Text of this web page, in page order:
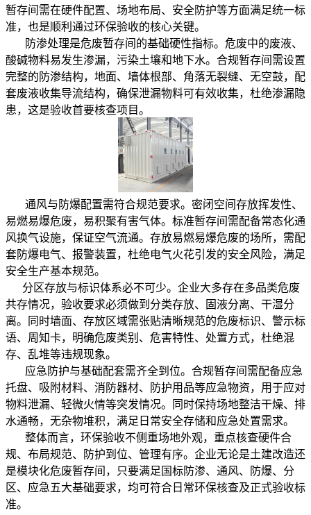
暂存间需在硬件配置、场地布局、安全防护等方面满足统一标
准，也是顺利通过环保验收的核心关键。
防渗处理是危废暂存间的基础硬性指标。危废中的废液、
酸碱物料易发生渗漏，污染土壤和地下水。合规暂存间需设置
完整的防渗结构，地面、墙体根部、角落无裂缝、无空鼓，配
套废液收集导流结构，确保泄漏物料可有效收集，杜绝渗漏隐
患，这是验收首要核查项目。
通风与防爆配置需符合规范要求。密闭空间存放挥发性、
易燃易爆危废，易积聚有害气体。标准暂存间需配备常态化通
风换气设施，保证空气流通。存放易燃易爆危废的场所，需配
套防爆电气、报警装置，杜绝电气火花引发的安全风险，满足
安全生产基本规范。
分区存放与标识体系必不可少。企业大多存在多品类危废
共存情况，验收要求必须做到分类存放、固液分离、干湿分
离。同时墙面、存放区域需张贴清晰规范的危废标识、警示标
语、周知卡，明确危废类别、危害特性、处置方式，杜绝混
存、乱堆等违规现象。
应急防护与基础配套需齐全到位。合规暂存间需配备应急
托盘、吸附材料、消防器材、防护用品等应急物资，用于应对
物料泄漏、轻微火情等突发情况。同时保持场地整洁干燥、排
水通畅，无杂物堆积，满足日常安全存储和应急处置需求。
整体而言，环保验收不侧重场地外观，重点核查硬件合
规、布局规范、防护到位、管理有序。企业无论是土建改造还
是模块化危废暂存间，只要满足国标防渗、通风、防爆、分
区、应急五大基础要求，均可符合日常环保核查及正式验收标
准。